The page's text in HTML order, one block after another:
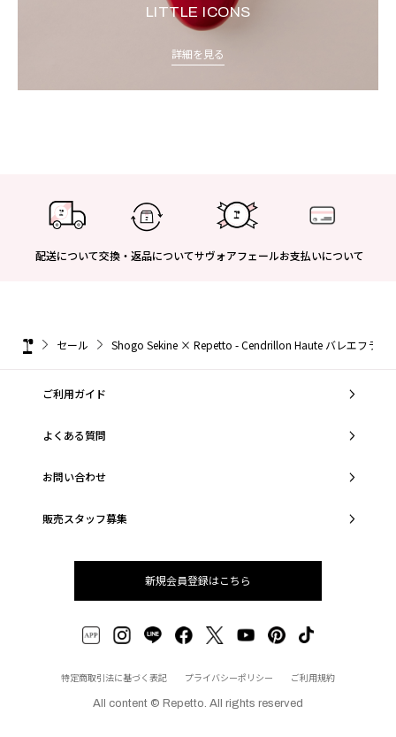
LITTLE ICONS
詳細を見る
配送について交換・返品についてサヴォアフェールお支払いについて
セール Shogo Sekine × Repetto - Cendrillon Haute バレエフラッ
ご利用ガイド
よくある質問
お問い合わせ
販売スタッフ募集
新規会員登録はこちら
特定商取引法に基づく表記 プライバシーポリシー ご利用規約
All content © Repetto. All rights reserved